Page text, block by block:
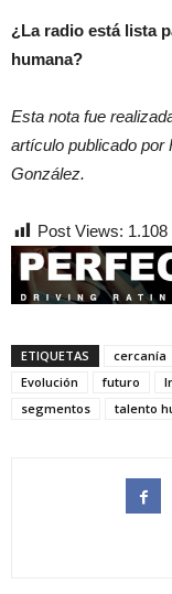
¿La radio está lista
humana?
Esta nota fue
artículo publicado por
González.
Post Views: 1.108
ETIQUETAS cercanía
Evolución
futuro
segmentos
talento